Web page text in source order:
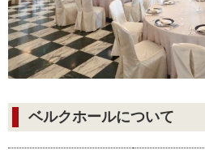
ベルクホールについて